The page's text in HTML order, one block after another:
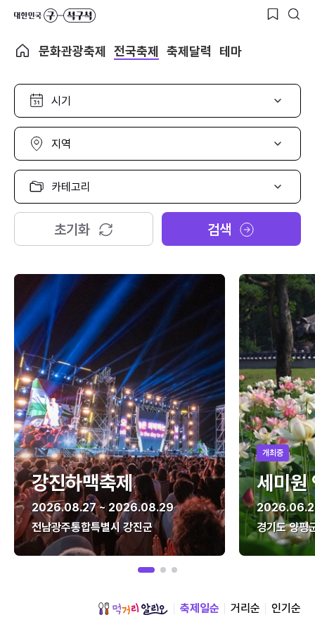
문화관광축제 전국축제 축제달력 테마
시
선
택
지
선
택
카
고
리
택
초기화 검색
강진하맥축제
2026.08.27 ~ 2026.08.29
전남광주통합특별시 강진군
개최중
세미원
경기도 양평
축제일순 거리순 인기순